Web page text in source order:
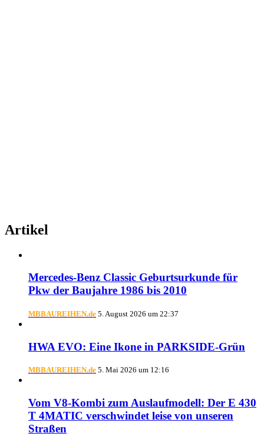
Artikel
Mercedes-Benz Classic Geburtsurkunde für
Pkw der Baujahre 1986 bis 2010
MBBAUREIHEN.de 5. August 2026 um 22:37
HWA EVO: Eine Ikone in PARKSIDE-Grün
MBBAUREIHEN.de 5. Mai 2026 um 12:16
Vom V8-Kombi zum Auslaufmodell: Der E 430
T 4MATIC verschwindet leise von unseren
Straßen